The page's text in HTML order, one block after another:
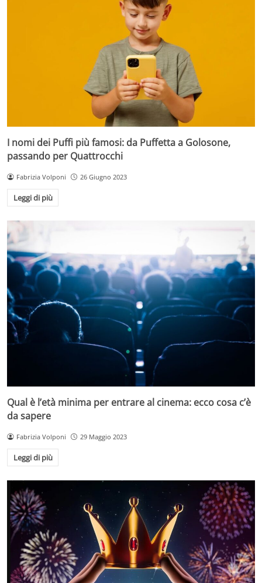
I nomi dei Puffi più famosi: da Puffetta a Golosone,
passando per Quattrocchi
Fabrizia Volponi 26 Giugno 2023
Leggi di più
Qual è l’età minima per entrare al cinema: ecco cosa c’è
da sapere
Fabrizia Volponi 29 Maggio 2023
Leggi di più